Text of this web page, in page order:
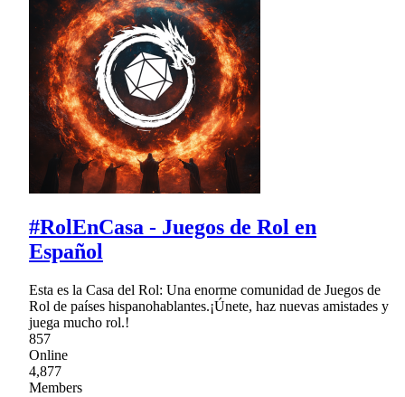
#RolEnCasa - Juegos de Rol en
Español
Esta es la Casa del Rol: Una enorme comunidad de Juegos de
Rol de países hispanohablantes.¡Únete, haz nuevas amistades y
juega mucho rol.!
857
Online
4,877
Members